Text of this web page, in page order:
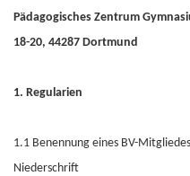
Pädagogisches Zentrum
18-20, 44287 Dortmund
1. Regularien
1.1 Benennung eines BV-
Niederschrift